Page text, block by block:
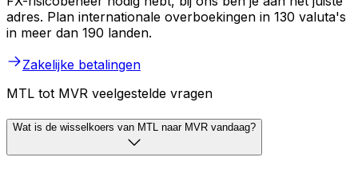
adres. Plan internationale overboekingen in 130 valuta's
in meer dan 190 landen.
Zakelijke betalingen
MTL tot MVR veelgestelde vragen
Wat is de wisselkoers van MTL naar MVR vandaag?